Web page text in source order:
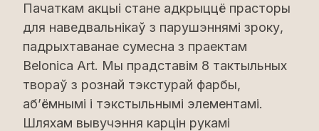
Пачаткам акцыі стане адкрыццё прасторы
для наведвальнікаў з парушэннямі зроку,
падрыхтаванае сумесна з праектам
Belonica Art. Мы прадставім 8 тактыльных
твораў з рознай тэкстурай фарбы,
аб’ёмнымі і тэкстыльнымі элементамі.
Шляхам вывучэння карцін рукамі